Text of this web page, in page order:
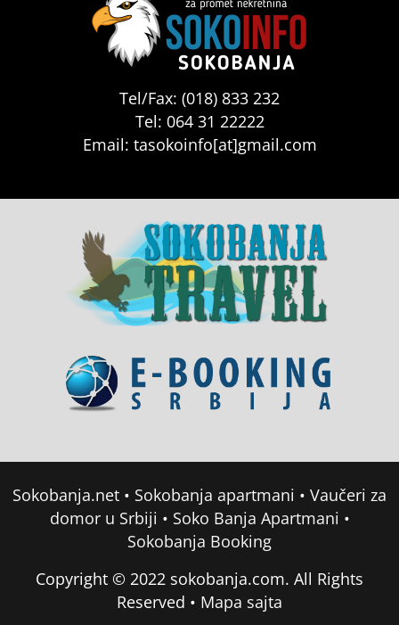
Tel/Fax: (018) 833 232
Tel: 064 31 22222
Email: tasokoinfo[at]gmail.com
Sokobanja.net • Sokobanja apartmani • Vaučeri za
domor u Srbiji • Soko Banja Apartmani •
Sokobanja Booking
Copyright © 2022 sokobanja.com. All Rights
Reserved • Mapa sajta